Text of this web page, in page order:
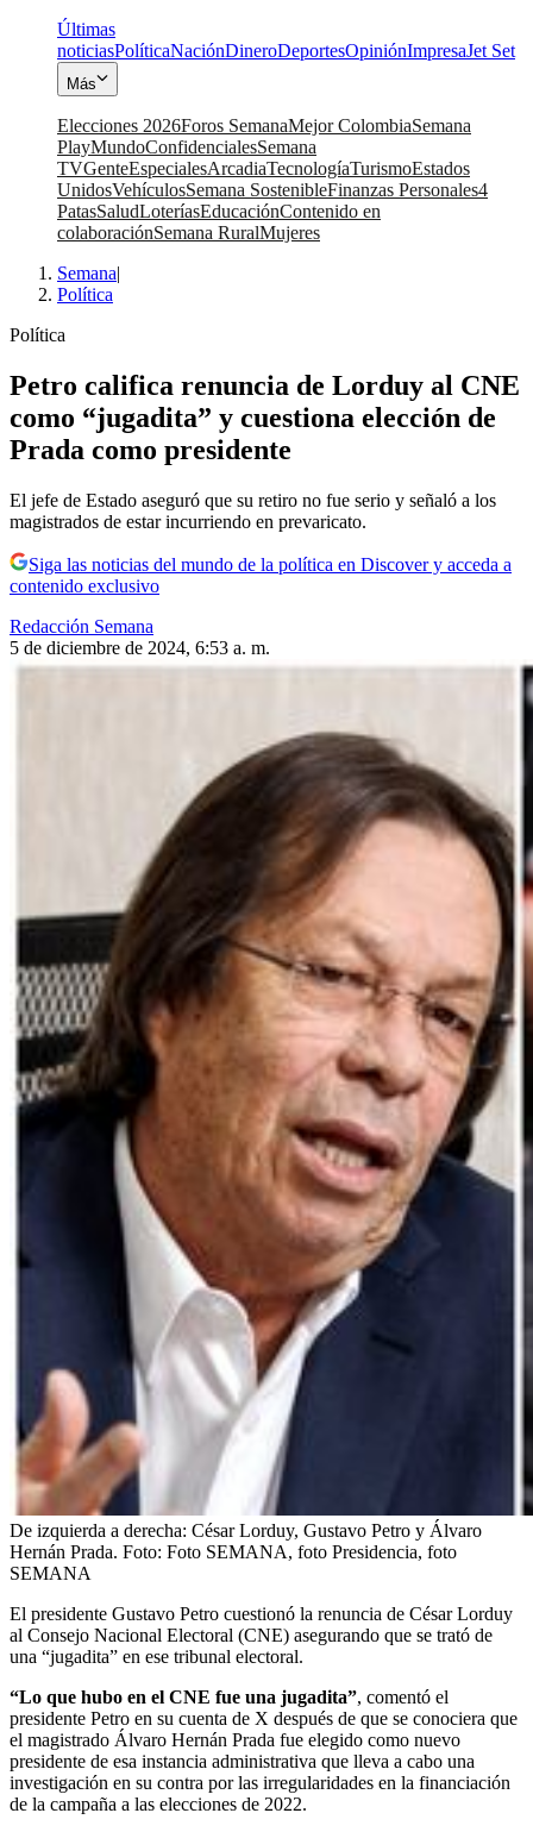
Últimas
noticiasPolíticaNaciónDineroDeportesOpiniónImpresaJet Set
Más
Elecciones 2026Foros SemanaMejor ColombiaSemana
PlayMundoConfidencialesSemana
TVGenteEspecialesArcadiaTecnologíaTurismoEstados
UnidosVehículosSemana SostenibleFinanzas Personales4
PatasSaludLoteríasEducaciónContenido en
colaboraciónSemana RuralMujeres
Semana|
Política
Política
Petro califica renuncia de Lorduy al CNE
como “jugadita” y cuestiona elección de
Prada como presidente
El jefe de Estado aseguró que su retiro no fue serio y señaló a los
magistrados de estar incurriendo en prevaricato.
Siga las noticias del mundo de la política en Discover y acceda a
contenido exclusivo
Redacción Semana
5 de diciembre de 2024, 6:53 a. m.
De izquierda a derecha: César Lorduy, Gustavo Petro y Álvaro
Hernán Prada. Foto: Foto SEMANA, foto Presidencia, foto
SEMANA
El presidente Gustavo Petro cuestionó la renuncia de César Lorduy
al Consejo Nacional Electoral (CNE) asegurando que se trató de
una “jugadita” en ese tribunal electoral.
“Lo que hubo en el CNE fue una jugadita”, comentó el
presidente Petro en su cuenta de X después de que se conociera que
el magistrado Álvaro Hernán Prada fue elegido como nuevo
presidente de esa instancia administrativa que lleva a cabo una
investigación en su contra por las irregularidades en la financiación
de la campaña a las elecciones de 2022.